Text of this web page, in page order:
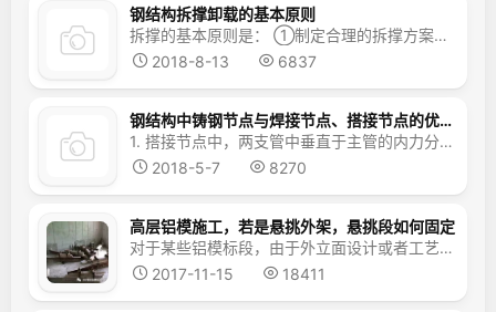
钢结构拆撑卸载的基本原则
拆撑的基本原则是： ①制定合理的拆撑方案，包括拆撑方式、拆撑顺序及各临时支撑点下降的位移步长即每个卸载步各千斤顶位移的下降量； ②拆撑过程中应保证主体结构和临吋支撑内力和位移的变化是一个缓慢过程，平稳过渡； ③拆撑过程中应控制主体结构和临时支撑内力和位移变化幅值在一定范围内，使它们不发生强度破坏或失稳。 ...
2018-8-13
6837
钢结构中铸钢节点与焊接节点、搭接节点的优缺点是什么？
1. 搭接节点中，两支管中垂直于主管的内力分量可相互平衡，使得主管连接面所承受的作用力相对减小；同时，搭接部位的存在也增大了约束主管管壁局部变形的刚度。近年来的搭接节点试验和有限元分析结果均表明，搭接节点的破坏模式主要为支管局部屈曲破坏、支管局部屈曲与主管管壁塑性的联合破坏、支管轴向屈服破坏等三种模式。节点承载力高于受压支管作为被搭接管的节点承...
2018-5-7
8270
高层铝模施工，若是悬挑外架，悬挑段如何固定
对于某些铝模标段，由于外立面设计或者工艺做法等要求导致无法采用提升架，不得不采用悬挑脚手架，而传统悬挑脚手架需要穿越结构保证锚固端长度，必须在铝模板上开孔，严重影响结构成型质量，同时对后期砌体及装修构成影响，而大量的预留洞为后期外墙渗漏埋下隐患。 螺栓连接式悬挑脚手架的应用，则可以很好地解决以...
2017-11-15
18411